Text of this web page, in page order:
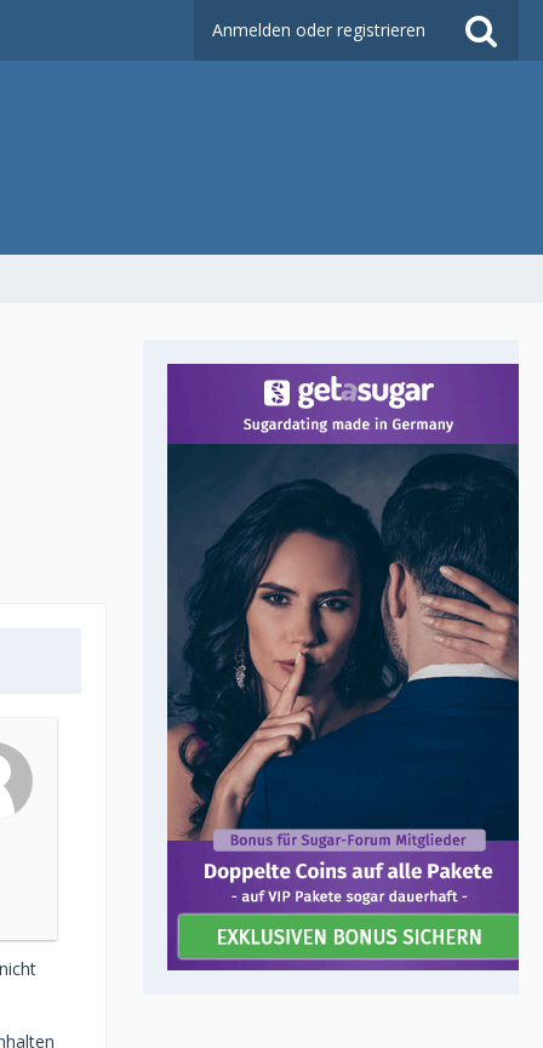
Anmelden oder registrieren